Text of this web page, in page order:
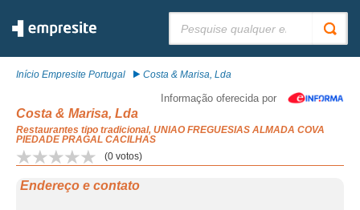
Início Empresite Portugal Costa & Marisa, Lda
Informação oferecida por
Costa & Marisa, Lda
Restaurantes tipo tradicional, UNIAO FREGUESIAS ALMADA COVA
PIEDADE PRAGAL CACILHAS
(0 votos)
Endereço e contato